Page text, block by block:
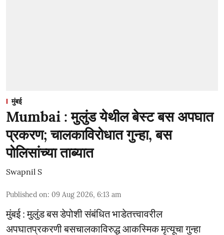
मुंबई
Mumbai : मुलुंड येथील बेस्ट बस अपघात
प्रकरण; चालकाविरोधात गुन्हा, बस
पोलिसांच्या ताब्यात
Swapnil S
Published on: 09 Aug 2026, 6:13 am
मुंबई : मुलुंड बस डेपोशी संबंधित भाडेतत्त्वावरील
अपघातप्रकरणी बसचालकाविरुद्ध आकस्मिक मृत्यूचा गुन्हा